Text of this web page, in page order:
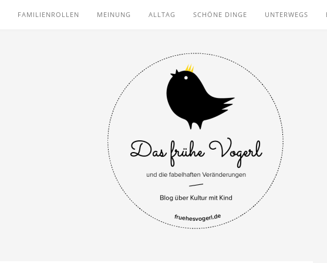
FAMILIENROLLEN MEINUNG ALLTAG SCHÖNE DINGE UNTERWEGS